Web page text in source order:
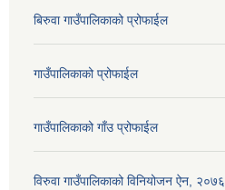
बिरुवा गाउँपालिकाको प्रोफाईल
गाउँपालिकाको प्रोफाईल
गाउँपालिकाको गाँउ प्रोफाईल
विरुवा गाउँपालिकाको विनियोजन ऐन, २०७६